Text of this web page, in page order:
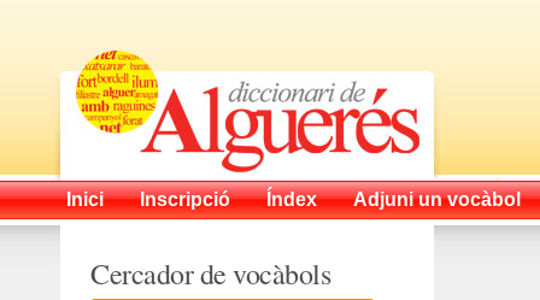
Inici Inscripció Índex Adjuni un vocàbol
Cercador de vocàbols